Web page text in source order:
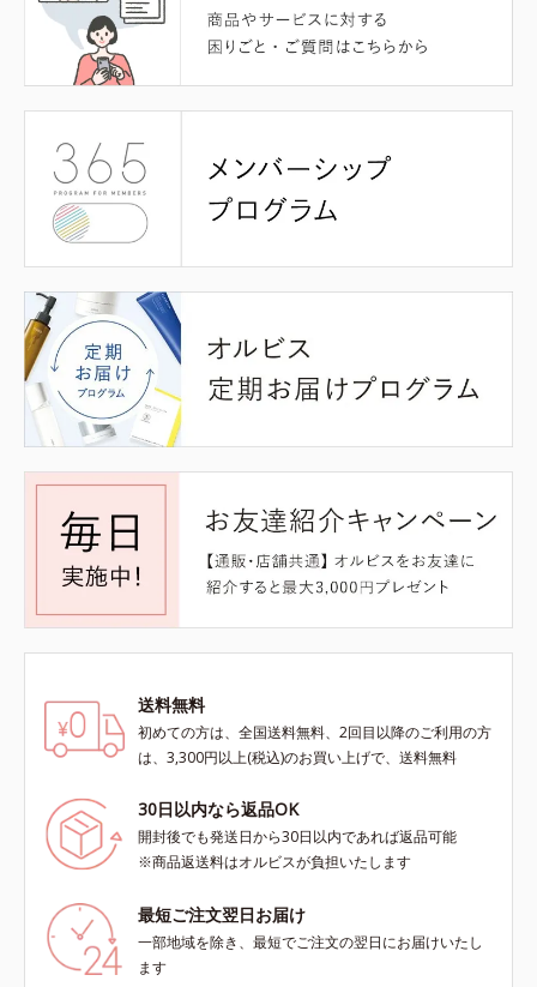
送料無料
初めての方は、全国送料無料、2回目以降のご利用の方
は、3,300円以上(税込)のお買い上げで、送料無料
30日以内なら返品OK
開封後でも発送日から30日以内であれば返品可能
※商品返送料はオルビスが負担いたします
最短ご注文翌日お届け
一部地域を除き、最短でご注文の翌日にお届けいたし
ます